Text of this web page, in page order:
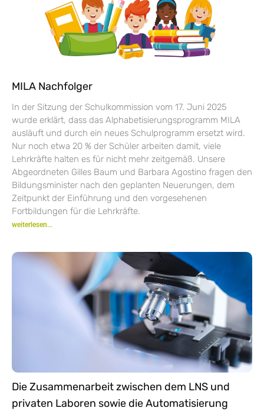
MILA Nachfolger
In der Sitzung der Schulkommission vom 17. Juni 2025
wurde erklärt, dass das Alphabetisierungsprogramm MILA
ausläuft und durch ein neues Schulprogramm ersetzt wird.
Nur noch etwa 20 % der Schüler arbeiten damit, viele
Lehrkräfte halten es für nicht mehr zeitgemäß. Unsere
Abgeordneten Gilles Baum und Barbara Agostino fragen den
Bildungsminister nach den geplanten Neuerungen, dem
Zeitpunkt der Einführung und den vorgesehenen
Fortbildungen für die Lehrkräfte.
weiterlesen...
Die Zusammenarbeit zwischen dem LNS und
privaten Laboren sowie die Automatisierung